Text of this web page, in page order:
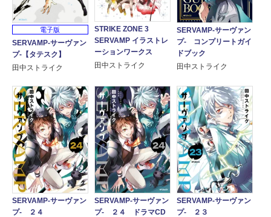
電子版
SERVAMP-サーヴァン
プ-【タテスク】
田中ストライク
STRIKE ZONE 3
SERVAMP イラストレ
ーションワークス
田中ストライク
SERVAMP-サーヴァン
プ- コンプリートガイ
ドブック
田中ストライク
SERVAMP-サーヴァン
プ- ２４
SERVAMP-サーヴァン
プ- ２４ ドラマCD
SERVAMP-サーヴァン
プ- ２３